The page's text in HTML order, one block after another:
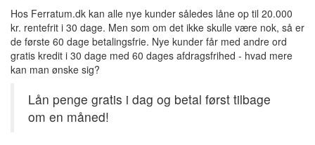
Hos Ferratum.dk kan alle nye kunder således låne op til 20.000
kr. rentefrit i 30 dage. Men som om det ikke skulle være nok, så er
de første 60 dage betalingsfrie. Nye kunder får med andre ord
gratis kredit i 30 dage med 60 dages afdragsfrihed - hvad mere
kan man ønske sig?
Lån penge gratis i dag og betal først tilbage
om en måned!